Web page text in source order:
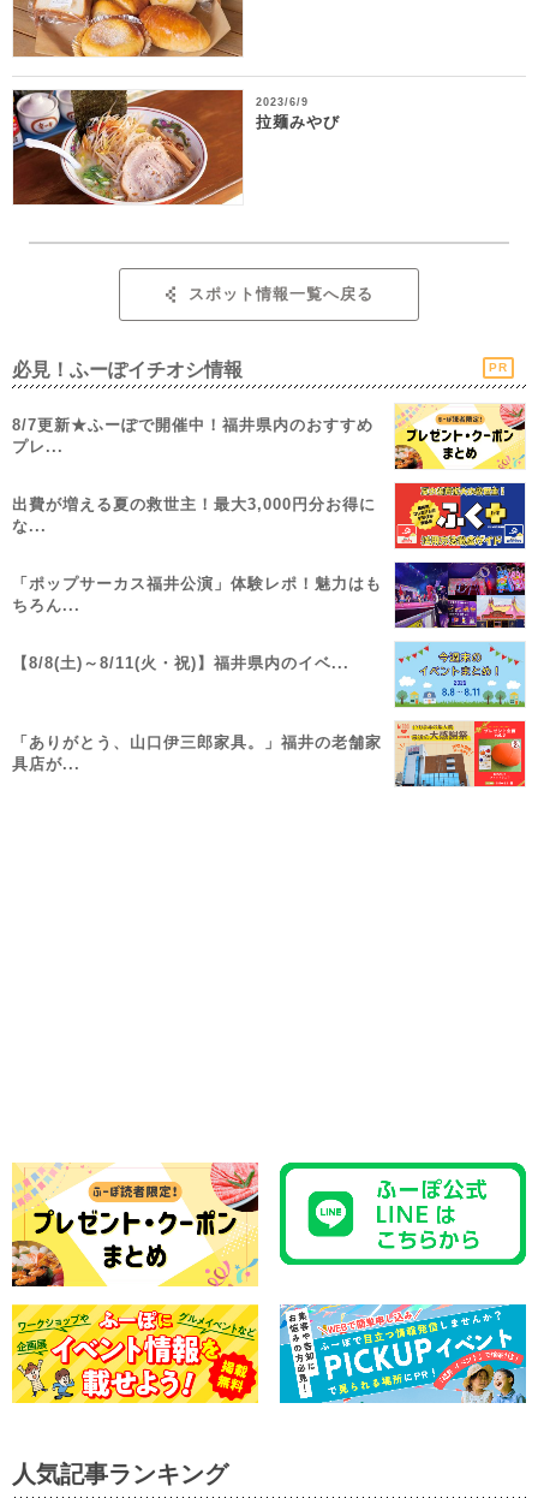
2023/6/9
拉麺みやび
スポット情報一覧へ戻る
必見！ふーぽイチオシ情報 PR
8/7更新★ふーぽで開催中！福井県内のおすすめ
プレ...
出費が増える夏の救世主！最大3,000円分お得に
な...
「ポップサーカス福井公演」体験レポ！魅力はも
ちろん...
【8/8(土)～8/11(火・祝)】福井県内のイベ...
「ありがとう、山口伊三郎家具。」福井の老舗家
具店が...
人気記事ランキング